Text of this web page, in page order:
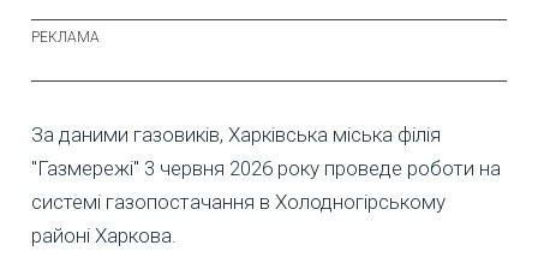
За даними газовиків, Харківська міська філія
"Газмережі" 3 червня 2026 року проведе роботи на
системі газопостачання в Холодногірському
районі Харкова.